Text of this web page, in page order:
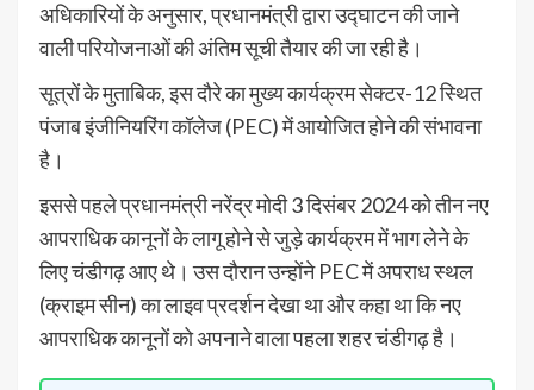
अधिकारियों के अनुसार, प्रधानमंत्री द्वारा उद्घाटन की जाने
वाली परियोजनाओं की अंतिम सूची तैयार की जा रही है।
सूत्रों के मुताबिक, इस दौरे का मुख्य कार्यक्रम सेक्टर-12 स्थित
पंजाब इंजीनियरिंग कॉलेज (PEC) में आयोजित होने की संभावना
है।
इससे पहले प्रधानमंत्री नरेंद्र मोदी 3 दिसंबर 2024 को तीन नए
आपराधिक कानूनों के लागू होने से जुड़े कार्यक्रम में भाग लेने के
लिए चंडीगढ़ आए थे। उस दौरान उन्होंने PEC में अपराध स्थल
(क्राइम सीन) का लाइव प्रदर्शन देखा था और कहा था कि नए
आपराधिक कानूनों को अपनाने वाला पहला शहर चंडीगढ़ है।